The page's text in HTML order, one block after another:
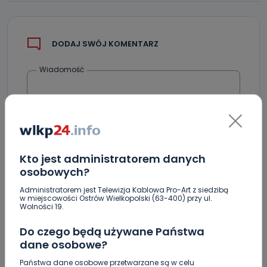
Kto jest administratorem danych
osobowych?
Administratorem jest Telewizja Kablowa Pro-Art z siedzibą
w miejscowości Ostrów Wielkopolski (63-400) przy ul.
Wolności 19.
Do czego będą używane Państwa
dane osobowe?
Państwa dane osobowe przetwarzane są w celu
DODAJ SWÓJ KOMENTARZ
Wiadomość
Podpis
Email